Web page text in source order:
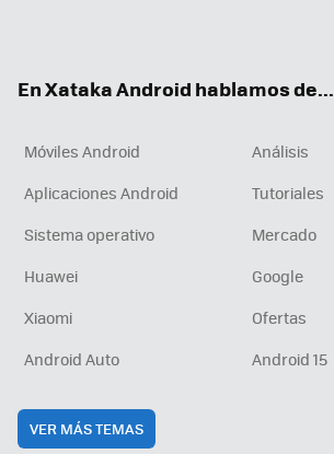
En Xataka Android hablamos de...
Móviles Android
Análisis
Aplicaciones Android
Tutoriales
Sistema operativo
Mercado
Huawei
Google
Xiaomi
Ofertas
Android Auto
Android 15
VER MÁS TEMAS